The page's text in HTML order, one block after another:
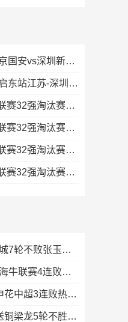
08月07日中超第22轮北京国安vs深圳新鹏城全场录像
08月07日CBA夏季联赛启东站江苏-深圳全场录像
08月04日佛山西甲足球联赛32强淘汰赛藝品高國際VS湛江狂狼·粵辉能源全场录像
08月04日佛山西甲足球联赛32强淘汰赛广东西南建设VS香港圣徒全场录像
08月04日佛山西甲足球联赛32强淘汰赛肇庆恒骏成VS三七互娱全场录像
08月04日佛山西甲足球联赛32强淘汰赛贪玩游戏VS美的薪火全场录像
暂升第三！国安4-0新鹏城7轮不败张玉宁传射达万双响法比奥破门
笑傲德比！西海岸2-0送海牛联赛4连败海牛仍垫底西海岸升至第二
近3轮首胜！铁人3-1送申花中超3连败热菲尼奥双响邦本宜裕传射
终结2连败！新鹏城2-0送铜梁龙5轮不胜37岁姜至鹏破门韦斯利建功